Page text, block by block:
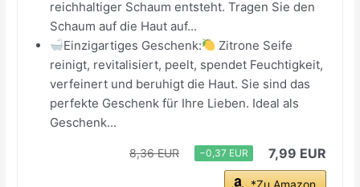
reichhaltiger Schaum entsteht. Tragen Sie den
Schaum auf die Haut auf...
Einzigartiges Geschenk:
Zitrone Seife
reinigt, revitalisiert, peelt, spendet Feuchtigkeit,
verfeinert und beruhigt die Haut. Sie sind das
perfekte Geschenk für Ihre Lieben. Ideal als
Geschenk...
8,36 EUR −0,37 EUR 7,99 EUR
*Zu Amazon